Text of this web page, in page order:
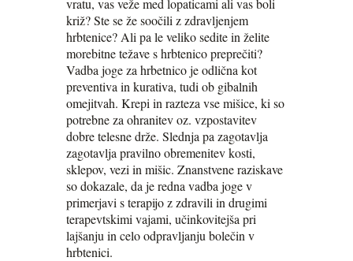
vratu, vas veže med lopaticami ali vas boli
križ? Ste se že soočili z zdravljenjem
hrbtenice? Ali pa le veliko sedite in želite
morebitne težave s hrbtenico preprečiti?
Vadba joge za hrbetnico je odlična kot
preventiva in kurativa, tudi ob gibalnih
omejitvah. Krepi in razteza vse mišice, ki so
potrebne za ohranitev oz. vzpostavitev
dobre telesne drže. Slednja pa zagotavlja
zagotavlja pravilno obremenitev kosti,
sklepov, vezi in mišic. Znanstvene raziskave
so dokazale, da je redna vadba joge v
primerjavi s terapijo z zdravili in drugimi
terapevtskimi vajami, učinkovitejša pri
lajšanju in celo odpravljanju bolečin v
hrbtenici.